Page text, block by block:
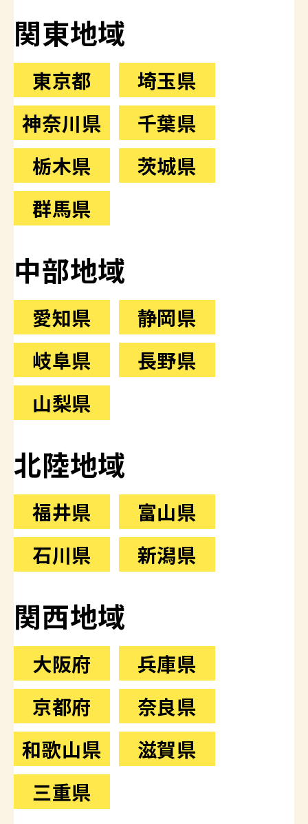
関東地域
東京都
埼玉県
神奈川県
千葉県
栃木県
茨城県
群馬県
中部地域
愛知県
静岡県
岐阜県
長野県
山梨県
北陸地域
福井県
富山県
石川県
新潟県
関西地域
大阪府
兵庫県
京都府
奈良県
和歌山県
滋賀県
三重県